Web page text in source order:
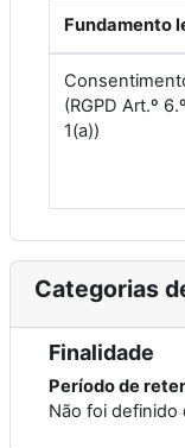
Fundamento
(RGPD Art.º 6.º
1(a))
Categorias
Finalidade
Período de
Não foi definido